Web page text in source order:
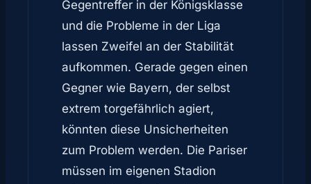
Gegentreffer in der Königsklasse
und die Probleme in der Liga
lassen Zweifel an der Stabilität
aufkommen. Gerade gegen einen
Gegner wie Bayern, der selbst
extrem torgefährlich agiert,
könnten diese Unsicherheiten
zum Problem werden. Die Pariser
müssen im eigenen Stadion